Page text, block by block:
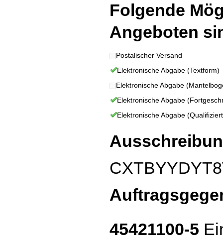
Folgende
Angeboten
Postalischer Versand
Elektronische Abgabe (Textform)
Elektronische Abgabe
Elektronische Abgabe
Elektronische Abgabe
45421100-5